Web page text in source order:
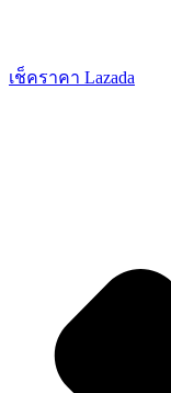
เช็คราคา Lazada